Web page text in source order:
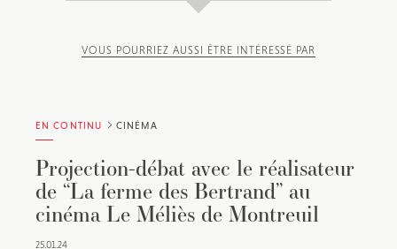
VOUS POURRIEZ AUSSI ÊTRE INTÉRESSÉ PAR
EN CONTINU CINÉMA
Projection-débat avec le réalisateur
de “La ferme des Bertrand” au
cinéma Le Méliès de Montreuil
25.01.24